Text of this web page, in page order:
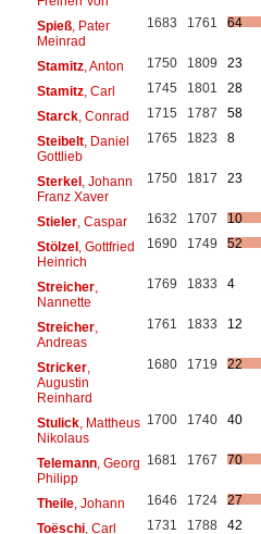
Spieß, Pater
Meinrad
1683 1761 64
Stamitz, Anton 1750 1809
23
Stamitz, Carl 1745 1801
28
Starck, Conrad 1715 1787
58
Steibelt, Daniel
Gottlieb
1765 1823 8
Sterkel, Johann
Franz Xaver
1750 1817 23
Stieler, Caspar 1632 1707
10
Stölzel, Gottfried
Heinrich
1690 1749 52
Streicher,
Nannette
1769 1833 4
Streicher,
Andreas
1761 1833 12
Stricker,
Augustin
Reinhard
1680 1719 22
Stulick, Mattheus
Nikolaus
1700 1740 40
Telemann, Georg
Philipp
1681 1767 70
Theile, Johann 1646 1724
27
Toëschi, Carl
1731 1788 42